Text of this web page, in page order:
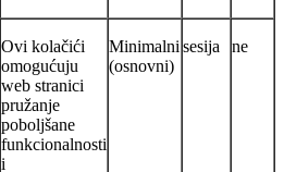
Ovi kolačići
omogućuju
web stranici
pružanje
poboljšane
funkcionalnosti
i
Minimalni
(osnovni)
sesija ne